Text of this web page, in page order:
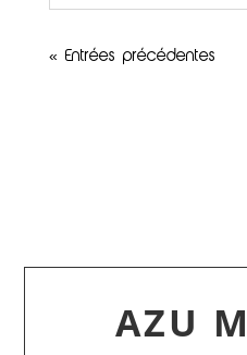
« Entrées précédentes
AZU